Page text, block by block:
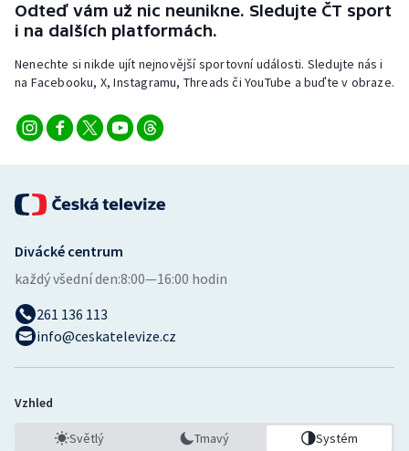
Triatlon
Veslování
Vodní slalom
Volejbal
Ostatní
Odteď vám už nic neunikne. Sledujte ČT sport
i na dalších platformách.
Nenechte si nikde ujít nejnovější sportovní události. Sledujte nás i
na Facebooku, X, Instagramu, Threads či YouTube a buďte v obraze.
Divácké centrum
každý všední den:8:00—16:00 hodin
261 136 113
info@ceskatelevize.cz
Vzhled
Světlý Tmavý Systém